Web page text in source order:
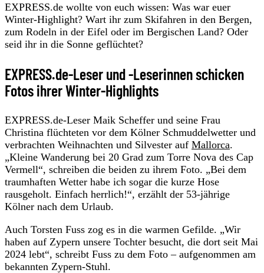
EXPRESS.de wollte von euch wissen: Was war euer
Winter-Highlight? Wart ihr zum Skifahren in den Bergen,
zum Rodeln in der Eifel oder im Bergischen Land? Oder
seid ihr in die Sonne geflüchtet?
EXPRESS.de-Leser und -Leserinnen schicken
Fotos ihrer Winter-Highlights
EXPRESS.de-Leser Maik Scheffer und seine Frau
Christina flüchteten vor dem Kölner Schmuddelwetter und
verbrachten Weihnachten und Silvester auf Mallorca.
„Kleine Wanderung bei 20 Grad zum Torre Nova des Cap
Vermell“, schreiben die beiden zu ihrem Foto. „Bei dem
traumhaften Wetter habe ich sogar die kurze Hose
rausgeholt. Einfach herrlich!“, erzählt der 53-jährige
Kölner nach dem Urlaub.
Auch Torsten Fuss zog es in die warmen Gefilde. „Wir
haben auf Zypern unsere Tochter besucht, die dort seit Mai
2024 lebt“, schreibt Fuss zu dem Foto – aufgenommen am
bekannten Zypern-Stuhl.